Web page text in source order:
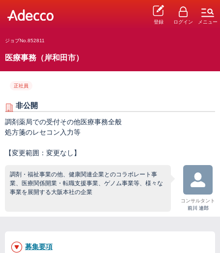
登録 ログイン メニュー
ジョブNo.852811
医療事務（岸和田市）
正社員
非公開
調剤薬局での受付その他医療事務全般
処方箋のレセコン入力等
【変更範囲：変更なし】
調剤・福祉事業の他、健康関連企業とのコラボレート事
業、医療関係開業・転職支援事業、ゲノム事業等、様々な
事業を展開する大阪本社の企業
コンサルタント
前川 達郎
募集要項